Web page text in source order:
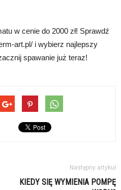
w cenie do 2000 zł! Sprawdź
art.pl/ i wybierz najlepszy
spawanie już teraz!
Następny artykuł
KIEDY SIĘ WYMIENIA POMPĘ